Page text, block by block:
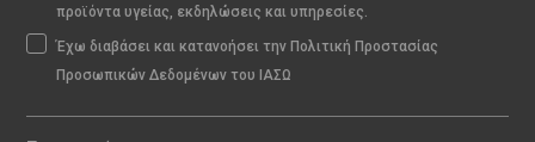
προϊόντα υγείας, εκδηλώσεις και υπηρεσίες.
Έχω διαβάσει και κατανοήσει την Πολιτική Προστασίας
Προσωπικών Δεδομένων του ΙΑΣΩ